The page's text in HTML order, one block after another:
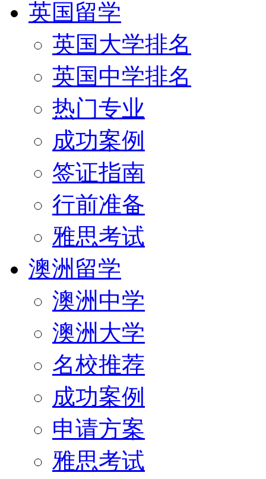
英国留学
英国大学排名
英国中学排名
热门专业
成功案例
签证指南
行前准备
雅思考试
澳洲留学
澳洲中学
澳洲大学
名校推荐
成功案例
申请方案
雅思考试